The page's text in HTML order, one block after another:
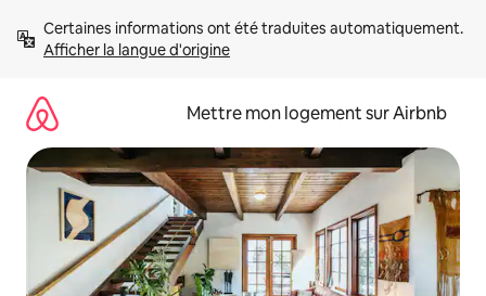
directement
Afficher la langue d'origine
Mettre mon logement sur Airbnb